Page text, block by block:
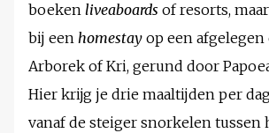
boeken liveaboards of resorts,
bij een homestay op een afgelegen
Arborek of Kri, gerund door
Hier krijg je drie maaltijden per
vanaf de steiger snorkelen tussen